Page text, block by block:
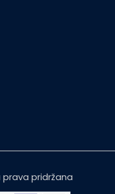
prava pridržana